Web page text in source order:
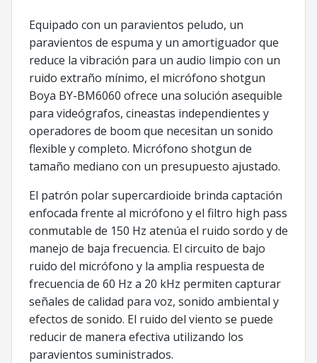
Equipado con un paravientos peludo, un
paravientos de espuma y un amortiguador que
reduce la vibración para un audio limpio con un
ruido extraño mínimo, el micrófono shotgun
Boya BY-BM6060 ofrece una solución asequible
para videógrafos, cineastas independientes y
operadores de boom que necesitan un sonido
flexible y completo. Micrófono shotgun de
tamaño mediano con un presupuesto ajustado.
El patrón polar supercardioide brinda captación
enfocada frente al micrófono y el filtro high pass
conmutable de 150 Hz atenúa el ruido sordo y de
manejo de baja frecuencia. El circuito de bajo
ruido del micrófono y la amplia respuesta de
frecuencia de 60 Hz a 20 kHz permiten capturar
señales de calidad para voz, sonido ambiental y
efectos de sonido. El ruido del viento se puede
reducir de manera efectiva utilizando los
paravientos suministrados.